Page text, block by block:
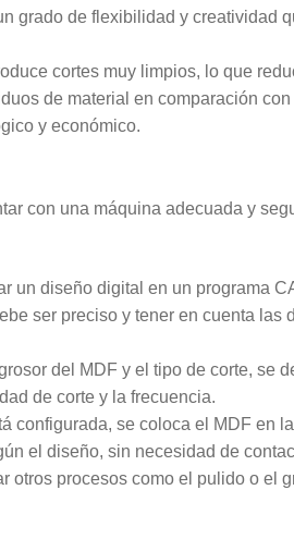
grado de flexibilidad y creatividad
cortes muy limpios, lo que
de material en comparación
y económico.
con una máquina adecuada y
un diseño digital en un programa
ser preciso y tener en cuenta las
del MDF y el tipo de corte, se
de corte y la frecuencia.
configurada, se coloca el MDF en
el diseño, sin necesidad de
otros procesos como el pulido o el